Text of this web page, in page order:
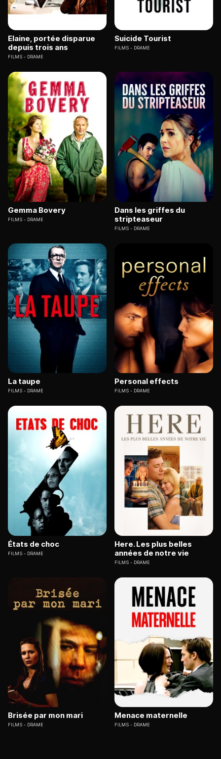
Elaine, portée disparue
depuis trois ans
FILMS DRAME
Suicide Tourist
FILMS DRAME
Gemma Bovery
FILMS DRAME
Dans les griffes du
stripteaseur
FILMS DRAME
La taupe
FILMS DRAME
Personal effects
FILMS DRAME
États de choc
FILMS DRAME
Here. Les plus belles
années de notre vie
FILMS DRAME
Brisée par mon mari
FILMS DRAME
Menace maternelle
FILMS DRAME